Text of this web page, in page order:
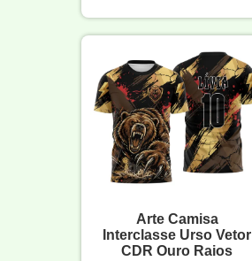
Arte Camisa
Interclasse Urso Vetor
CDR Ouro Raios